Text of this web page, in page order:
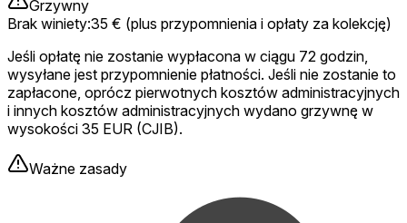
Grzywny
Brak winiety:35 € (plus przypomnienia i opłaty za kolekcję)
Jeśli opłatę nie zostanie wypłacona w ciągu 72 godzin,
wysyłane jest przypomnienie płatności. Jeśli nie zostanie to
zapłacone, oprócz pierwotnych kosztów administracyjnych
i innych kosztów administracyjnych wydano grzywnę w
wysokości 35 EUR (CJIB).
Ważne zasady